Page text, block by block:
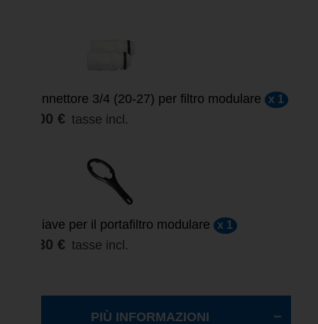
Connettore 3/4 (20-27) per filtro modulare x 1
3,00 € tasse incl.
Chiave per il portafiltro modulare x 1
3,30 € tasse incl.
PIÙ INFORMAZIONI